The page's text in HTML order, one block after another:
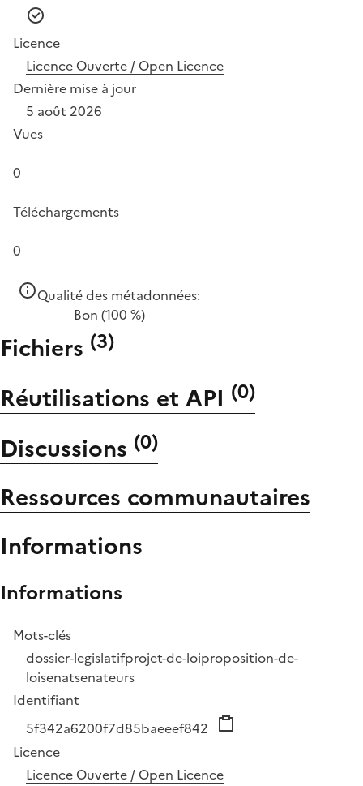
Licence
Licence Ouverte / Open Licence
Dernière mise à jour
5 août 2026
Vues
0
Téléchargements
0
Qualité des métadonnées:
Bon (100 %)
Fichiers (3)
Réutilisations et API (0)
Discussions (0)
Ressources communautaires
Informations
Informations
Mots-clés
dossier-legislatifprojet-de-loiproposition-de-
loisenatsenateurs
Identifiant
5f342a6200f7d85baeeef842
Licence
Licence Ouverte / Open Licence